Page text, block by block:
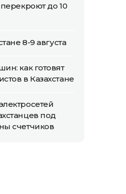
до 10
8-9 августа
как готовят
в Казахстане
под
счетчиков